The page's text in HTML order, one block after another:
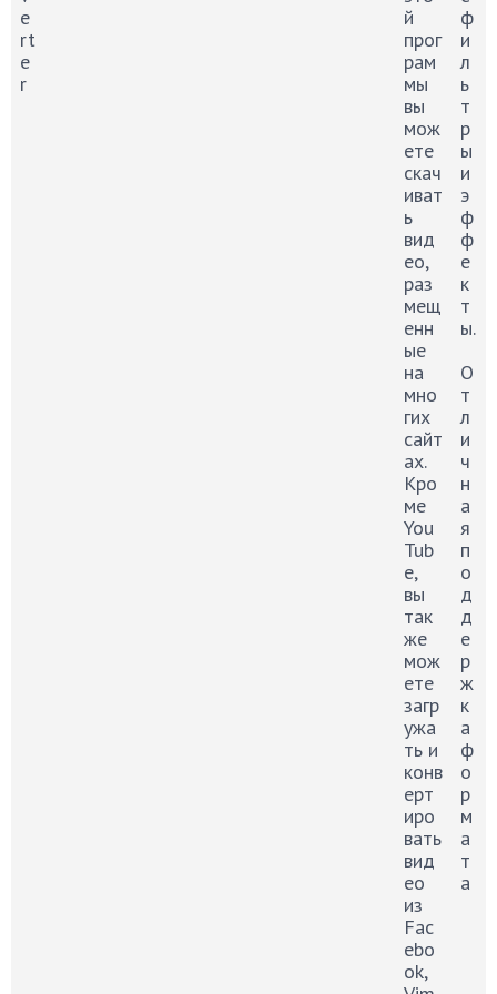
e
rt
e
r
й
прог
рам
мы
вы
мож
ете
скач
иват
ь
вид
ео,
раз
мещ
енн
ые
на
мно
гих
сайт
ах.
Кро
ме
You
Tub
e,
вы
так
же
мож
ете
загр
ужа
ть и
конв
ерт
иро
вать
вид
ео
из
Fac
ebo
ok,
ф
и
л
ь
т
р
ы
и
э
ф
ф
е
к
т
ы.
О
т
л
и
ч
н
а
я
п
о
д
д
е
р
ж
к
а
ф
о
р
м
а
т
а